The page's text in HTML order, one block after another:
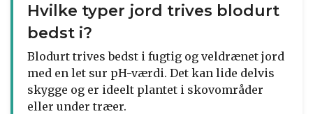
Hvilke typer jord trives blodurt
bedst i?
Blodurt trives bedst i fugtig og veldrænet jord
med en let sur pH-værdi. Det kan lide delvis
skygge og er ideelt plantet i skovområder
eller under træer.